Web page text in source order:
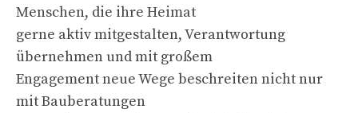
Menschen, die ihre Heimat
gerne aktiv mitgestalten, Verantwortung
übernehmen und mit großem
Engagement neue Wege beschreiten nicht nur
mit Bauberatungen